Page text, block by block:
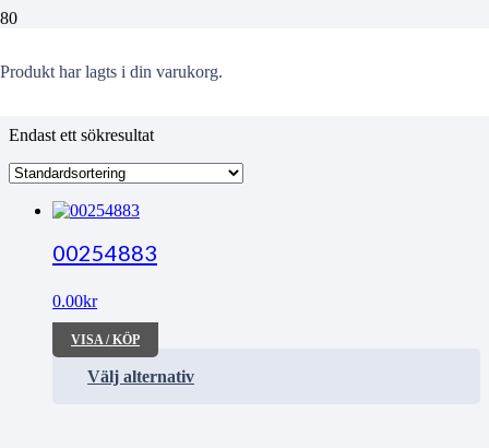
Produkt har lagts i din varukorg.
Rylander
Endast ett sökresultat
00254883
0.00kr
VISA / KÖP
Välj alternativ